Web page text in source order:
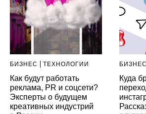
БИЗНЕС ТЕХНОЛОГИИ
Как будут работать
реклама, PR и соцсети?
Эксперты о будущем
креативных индустрий
БИЗНЕС
Куда